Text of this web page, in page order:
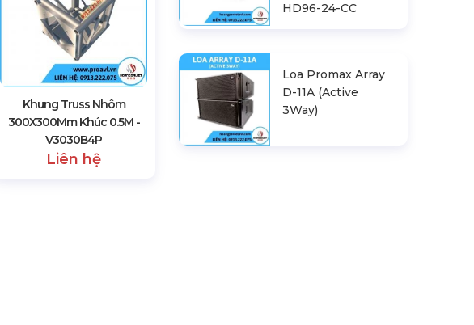
Khung Truss Nhôm
300X300Mm Khúc 0.5M -
V3030B4P
Liên hệ
HD96-24-CC
Loa Promax Array
D-11A (Active
3Way)